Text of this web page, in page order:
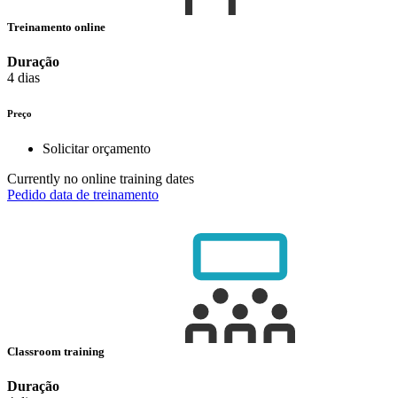
Treinamento online
Duração
4 dias
Preço
Solicitar orçamento
Currently no online training dates
Pedido data de treinamento
Classroom training
Duração